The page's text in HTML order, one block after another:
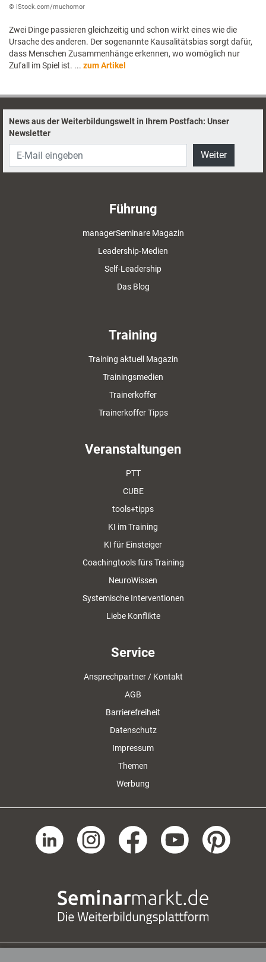
© iStock.com/muchomor
Zwei Dinge passieren gleichzeitig und schon wirkt eines wie die
Ursache des anderen. Der sogenannte Kausalitätsbias sorgt dafür,
dass Menschen Zusammenhänge erkennen, wo womöglich nur
Zufall im Spiel ist. ... zum Artikel
News aus der Weiterbildungswelt in Ihrem Postfach: Unser
Newsletter
Weiter
Führung
managerSeminare Magazin
Leadership-Medien
Self-Leadership
Das Blog
Training
Training aktuell Magazin
Trainingsmedien
Trainerkoffer
Trainerkoffer Tipps
Veranstaltungen
PTT
CUBE
tools+tipps
KI im Training
KI für Einsteiger
Coachingtools fürs Training
NeuroWissen
Systemische Interventionen
Liebe Konflikte
Service
Ansprechpartner / Kontakt
AGB
Barrierefreiheit
Datenschutz
Impressum
Themen
Werbung